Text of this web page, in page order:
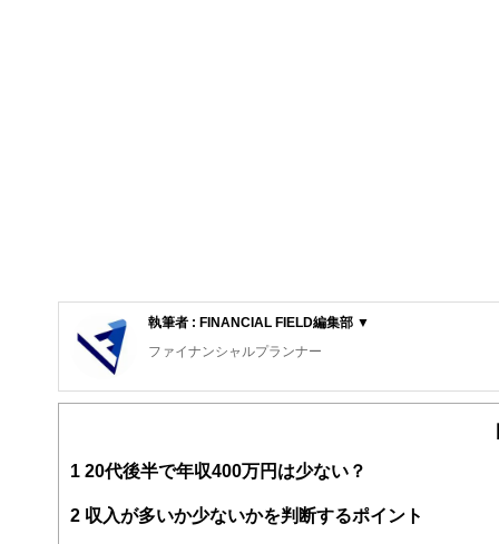
執筆者 : FINANCIAL FIELD編集部 ▼
ファイナンシャルプランナー
FinancialField編集部は、金融、経済に関する記事を、日
案から記事掲載まですべての工程に関わることで、読者
FinancialFieldの特徴は、ファイナンシャルプランナー、
ー、公認会計士、社会保険労務士、行政書士、投資アナ
1 20代後半で年収400万円は少ない？
2 収入が多いか少ないかを判断するポイント